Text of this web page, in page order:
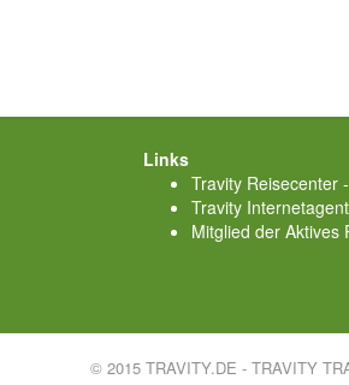
Links
Travity Reisecenter
Travity
Mitglied der Aktives
© 2015 TRAVITY.DE - TRAVITY